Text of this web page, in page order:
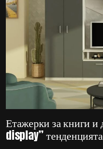
Етажерки за книги
display” тенденцията